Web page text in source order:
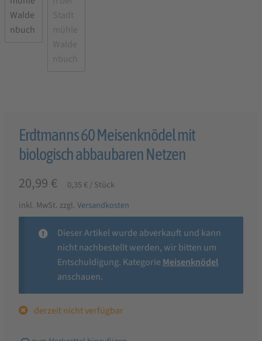
Erdtmanns 60 Meisenknödel mit
biologisch abbaubaren Netzen
20,99 € 0,35 €/Stück
inkl. MwSt. zzgl. Versandkosten
Dieser Artikel wurde abverkauft und kann
nicht nachbestellt werden, wir bitten um
Entschuldigung. Kategorie Meisenknödel
anschauen.
derzeit nicht verfügbar